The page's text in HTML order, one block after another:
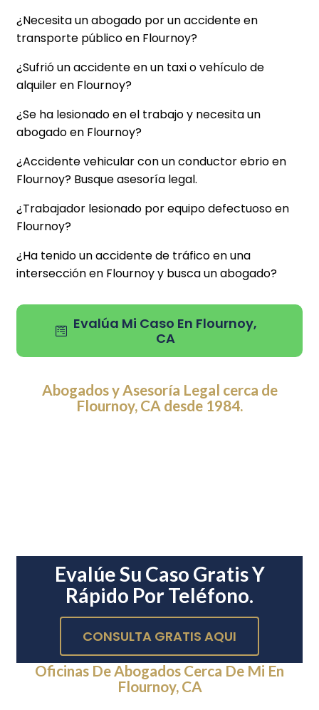
¿Necesita un abogado por un accidente en
transporte público en Flournoy?
¿Sufrió un accidente en un taxi o vehículo de
alquiler en Flournoy?
¿Se ha lesionado en el trabajo y necesita un
abogado en Flournoy?
¿Accidente vehicular con un conductor ebrio en
Flournoy? Busque asesoría legal.
¿Trabajador lesionado por equipo defectuoso en
Flournoy?
¿Ha tenido un accidente de tráfico en una
intersección en Flournoy y busca un abogado?
Evalúa Mi Caso En Flournoy,
CA
Abogados y Asesoría Legal cerca de
Flournoy, CA desde 1984.
Evalúe Su Caso Gratis Y
Rápido Por Teléfono.
CONSULTA GRATIS AQUI
Oficinas De Abogados Cerca De Mi En
Flournoy, CA